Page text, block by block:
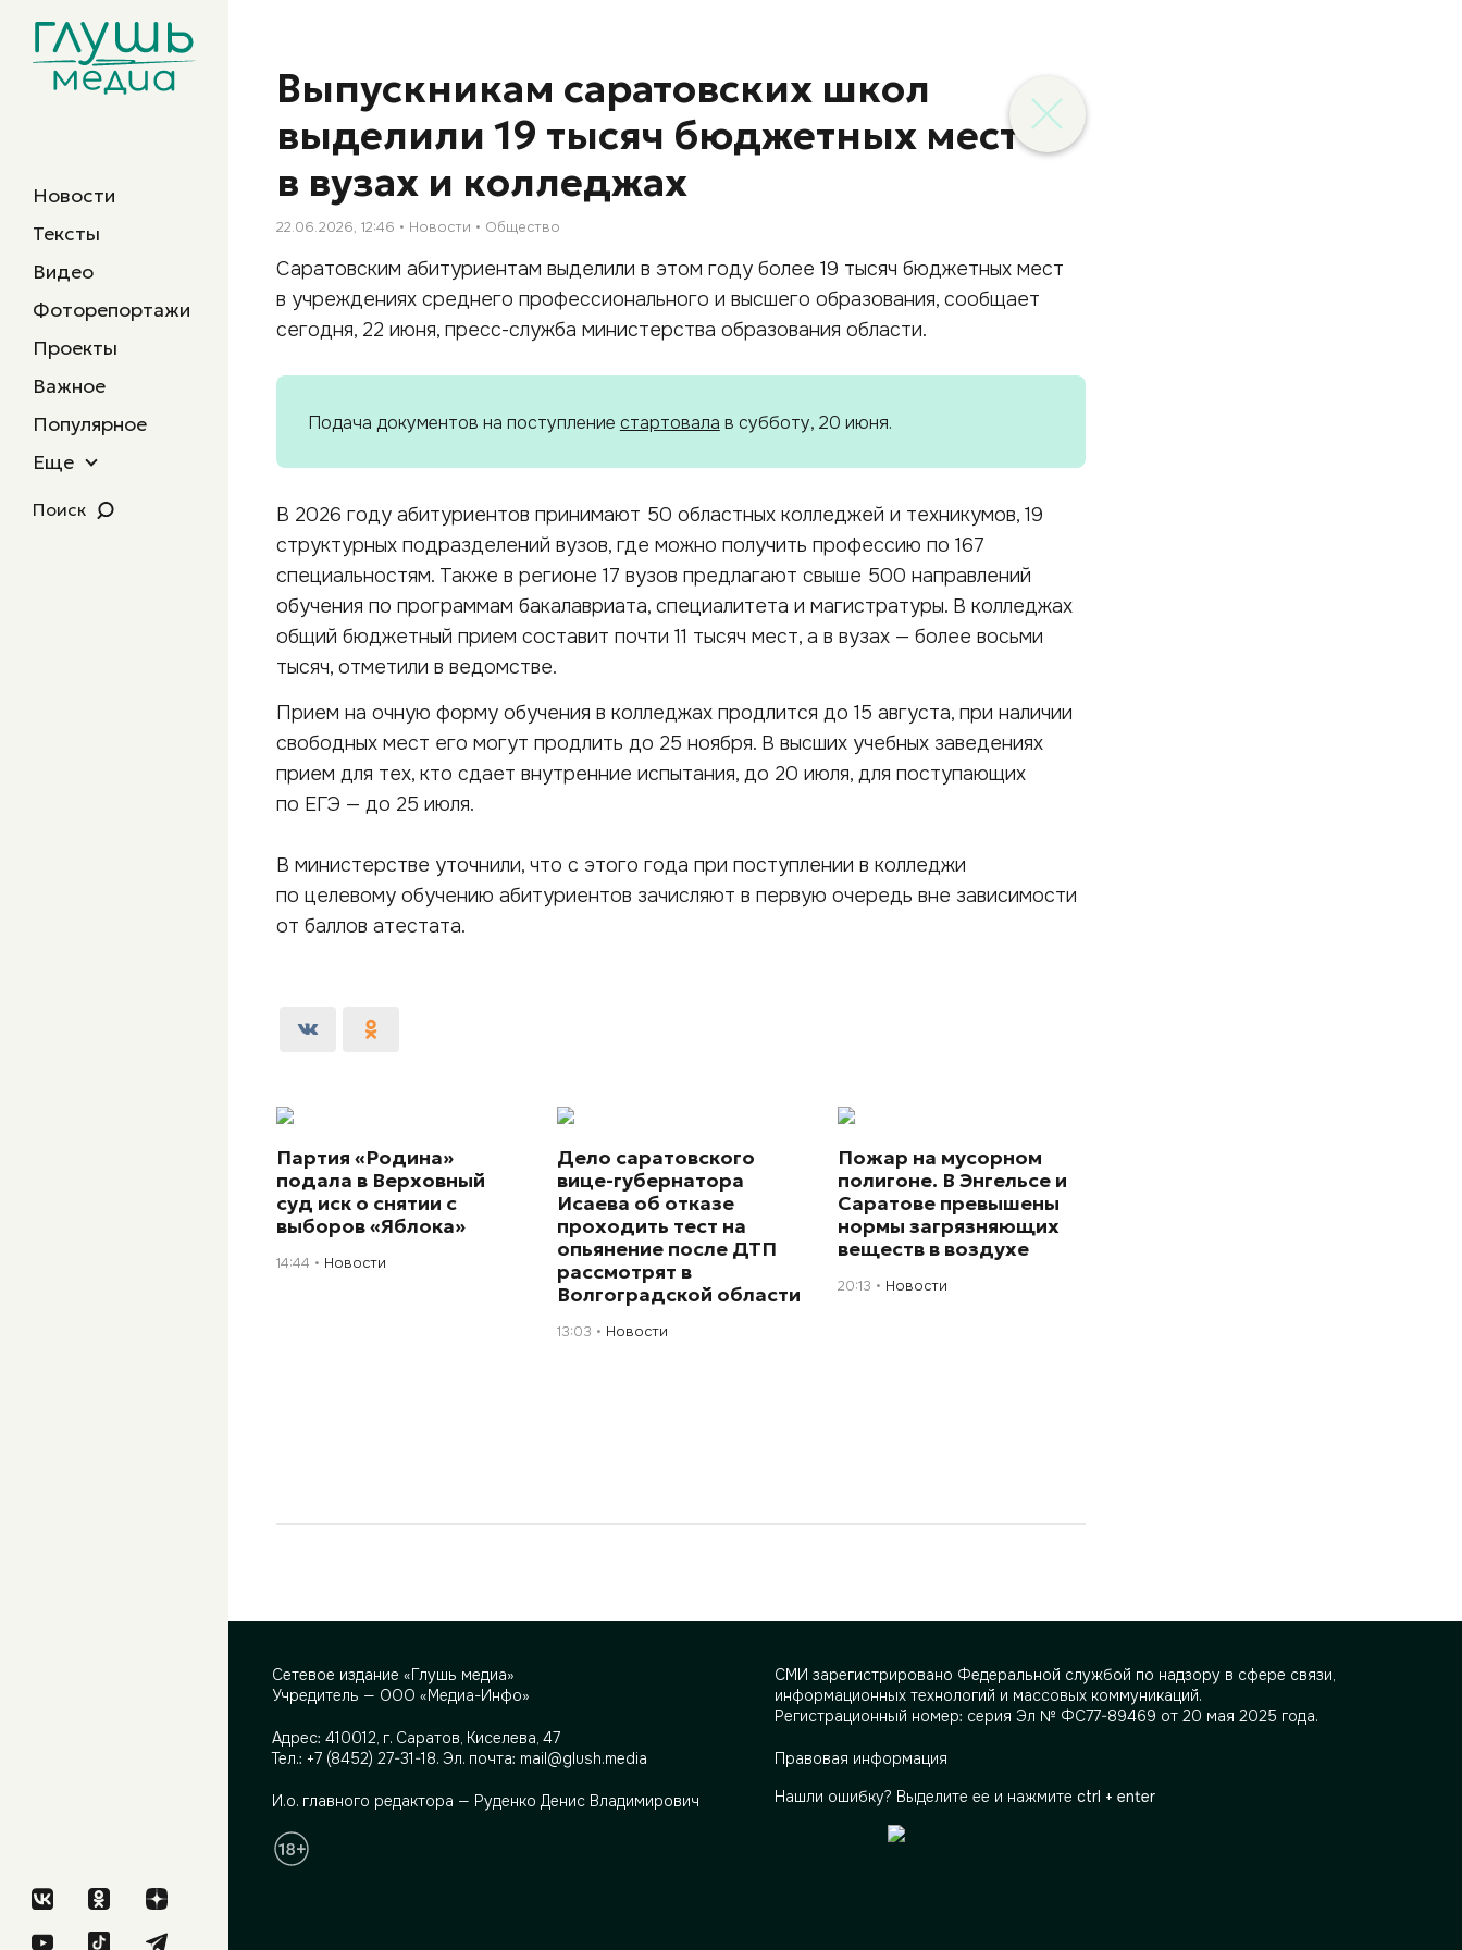
Новости
Тексты
Видео
Фоторепортажи
Проекты
Важное
Популярное
Еще
Поиск
Выпускникам саратовских школ
выделили 19 тысяч бюджетных мест
в вузах и колледжах
22.06.2026, 12:46 Новости Общество
Саратовским абитуриентам выделили в этом году более 19 тысяч бюджетных мест
в учреждениях среднего профессионального и высшего образования, сообщает
сегодня, 22 июня, пресс-служба министерства образования области.
Подача документов на поступление стартовала в субботу, 20 июня.
В 2026 году абитуриентов принимают 50 областных колледжей и техникумов, 19
структурных подразделений вузов, где можно получить профессию по 167
специальностям. Также в регионе 17 вузов предлагают свыше 500 направлений
обучения по программам бакалавриата, специалитета и магистратуры. В колледжах
общий бюджетный прием составит почти 11 тысяч мест, а в вузах — более восьми
тысяч, отметили в ведомстве.
Прием на очную форму обучения в колледжах продлится до 15 августа, при наличии
свободных мест его могут продлить до 25 ноября. В высших учебных заведениях
прием для тех, кто сдает внутренние испытания, до 20 июля, для поступающих
по ЕГЭ — до 25 июля.
В министерстве уточнили, что с этого года при поступлении в колледжи
по целевому обучению абитуриентов зачисляют в первую очередь вне зависимости
от баллов атестата.
Партия «Родина»
подала в Верховный
суд иск о снятии с
выборов «Яблока»
14:44 Новости
Дело саратовского
вице-губернатора
Исаева об отказе
проходить тест на
опьянение после ДТП
рассмотрят в
Волгоградской области
13:03 Новости
Пожар на мусорном
полигоне. В Энгельсе и
Саратове превышены
нормы загрязняющих
веществ в воздухе
20:13 Новости
Сетевое издание «Глушь медиа»
Учредитель — ООО «Медиа-Инфо»
Адрес: 410012, г. Саратов, Киселева, 47
Тел.: +7 (8452) 27-31-18. Эл. почта: mail@glush.media
И.о. главного редактора — Руденко Денис Владимирович
СМИ зарегистрировано Федеральной службой по надзору в сфере связи,
информационных технологий и массовых коммуникаций.
Регистрационный номер: серия Эл № ФС77-89469 от 20 мая 2025 года.
Правовая информация
Нашли ошибку? Выделите ее и нажмите ctrl + enter